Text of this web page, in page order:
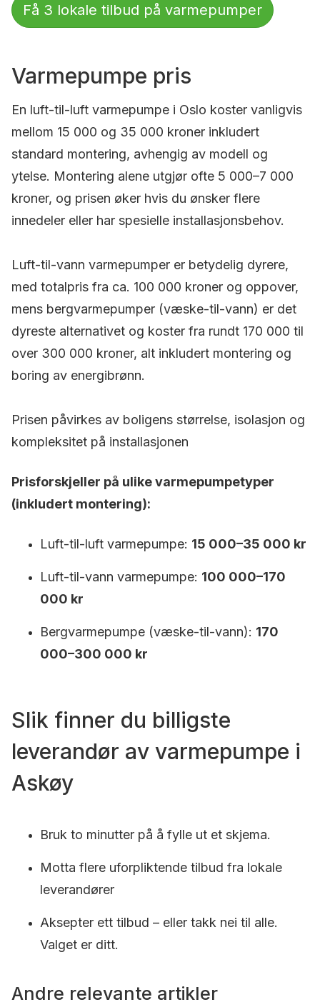
Få 3 lokale tilbud på varmepumper
Varmepumpe pris
En luft-til-luft varmepumpe i Oslo koster vanligvis
mellom 15 000 og 35 000 kroner inkludert
standard montering, avhengig av modell og
ytelse. Montering alene utgjør ofte 5 000–7 000
kroner, og prisen øker hvis du ønsker flere
innedeler eller har spesielle installasjonsbehov.
Luft-til-vann varmepumper er betydelig dyrere,
med totalpris fra ca. 100 000 kroner og oppover,
mens bergvarmepumper (væske-til-vann) er det
dyreste alternativet og koster fra rundt 170 000 til
over 300 000 kroner, alt inkludert montering og
boring av energibrønn.
Prisen påvirkes av boligens størrelse, isolasjon og
kompleksitet på installasjonen
Prisforskjeller på ulike varmepumpetyper
(inkludert montering):
Luft-til-luft varmepumpe: 15 000–35 000 kr
Luft-til-vann varmepumpe: 100 000–170
000 kr
Bergvarmepumpe (væske-til-vann): 170
000–300 000 kr
Slik finner du billigste
leverandør av varmepumpe i
Askøy
Bruk to minutter på å fylle ut et skjema.
Motta flere uforpliktende tilbud fra lokale
leverandører
Aksepter ett tilbud – eller takk nei til alle.
Valget er ditt.
Andre relevante artikler